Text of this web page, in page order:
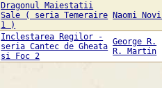
Dragonul Maiestatii
Sale ( seria Temeraire
1 )
Naomi
Inclestarea Regilor -
seria Cantec de Gheata
si Foc 2
George R.
R. Martin